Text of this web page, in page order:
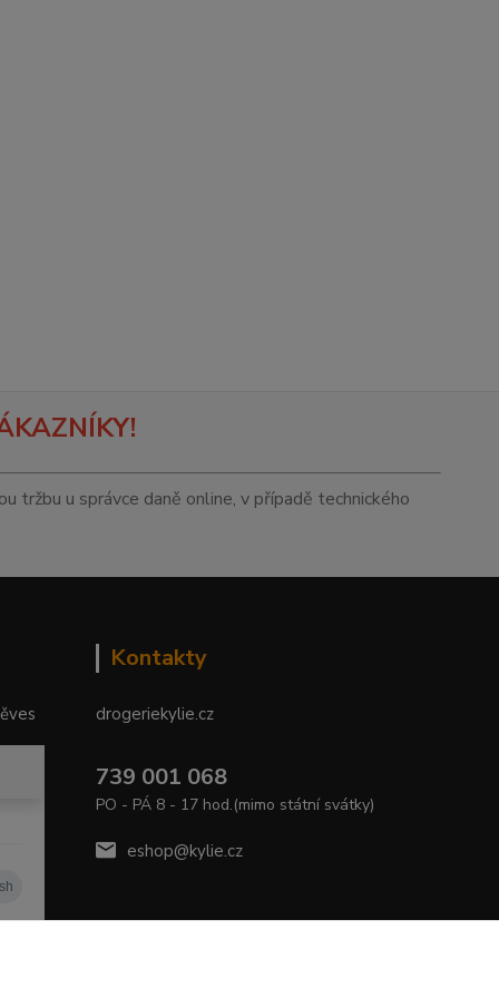
tržbu u správce daně online, v případě technického
Kontakty
drogeriekylie.cz
739 001 068
PO - PÁ 8 - 17 hod.(mimo státní svátky)
eshop@kylie.cz